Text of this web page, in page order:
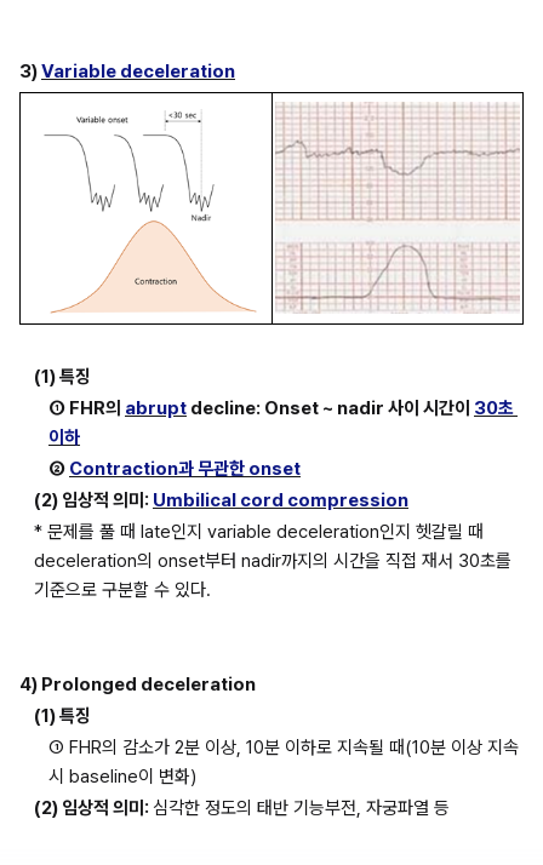
3) Variable deceleration
(1) 특징
① FHR의 abrupt decline: Onset ~ nadir 사이 시간이 30초
이하
② Contraction과 무관한 onset
(2) 임상적 의미: Umbilical cord compression
* 문제를 풀 때 late인지 variable deceleration인지 헷갈릴 때
deceleration의 onset부터 nadir까지의 시간을 직접 재서 30초를
기준으로 구분할 수 있다.
4) Prolonged deceleration
(1) 특징
① FHR의 감소가 2분 이상, 10분 이하로 지속될 때(10분 이상 지속
시 baseline이 변화)
(2) 임상적 의미: 심각한 정도의 태반 기능부전, 자궁파열 등